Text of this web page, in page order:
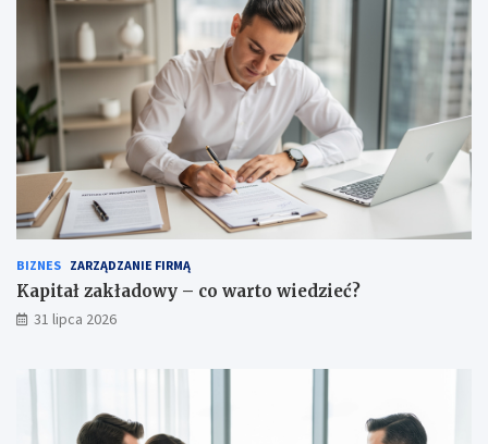
BIZNES ZARZĄDZANIE FIRMĄ
Kapitał zakładowy – co warto wiedzieć?
31 lipca 2026